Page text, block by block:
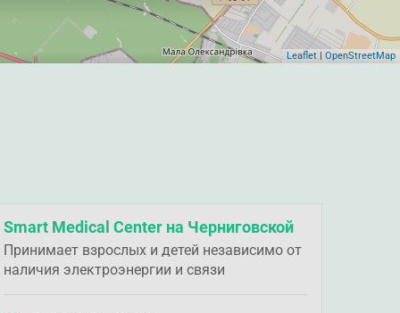
Leaflet OpenStreetMap
Smart Medical Center на Черниговской
Принимает взрослых и детей независимо от
наличия электроэнергии и связи